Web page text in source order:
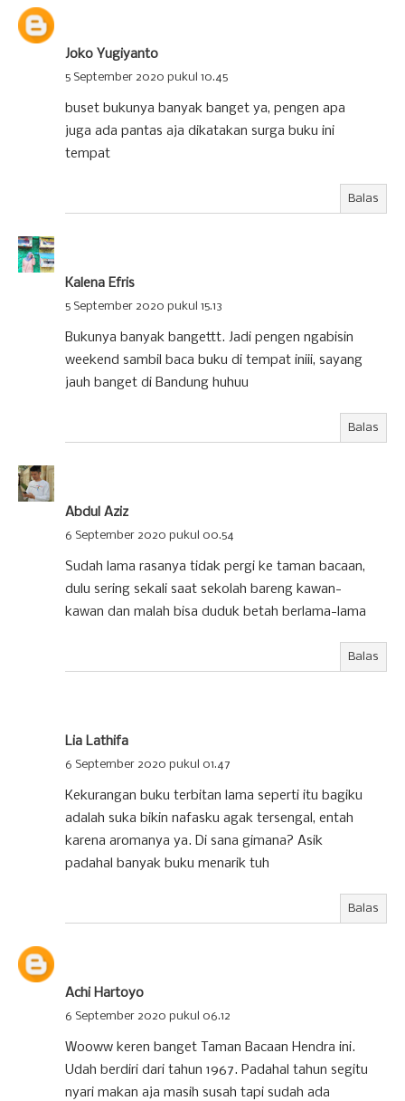
Joko Yugiyanto
5 September 2020 pukul 10.45
buset bukunya banyak banget ya, pengen apa
juga ada pantas aja dikatakan surga buku ini
tempat
Balas
Kalena Efris
5 September 2020 pukul 15.13
Bukunya banyak bangettt. Jadi pengen ngabisin
weekend sambil baca buku di tempat iniii, sayang
jauh banget di Bandung huhuu
Balas
Abdul Aziz
6 September 2020 pukul 00.54
Sudah lama rasanya tidak pergi ke taman bacaan,
dulu sering sekali saat sekolah bareng kawan-
kawan dan malah bisa duduk betah berlama-lama
Balas
Lia Lathifa
6 September 2020 pukul 01.47
Kekurangan buku terbitan lama seperti itu bagiku
adalah suka bikin nafasku agak tersengal, entah
karena aromanya ya. Di sana gimana? Asik
padahal banyak buku menarik tuh
Balas
Achi Hartoyo
6 September 2020 pukul 06.12
Wooww keren banget Taman Bacaan Hendra ini.
Udah berdiri dari tahun 1967. Padahal tahun segitu
nyari makan aja masih susah tapi sudah ada